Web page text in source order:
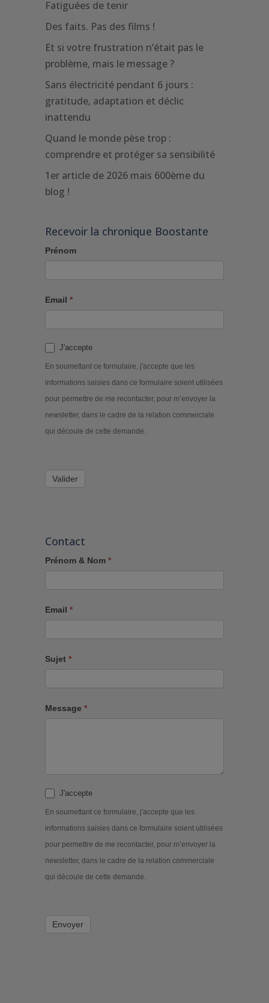
Fatiguées de tenir
Des faits. Pas des films !
Et si votre frustration n’était pas le
problème, mais le message ?
Sans électricité pendant 6 jours :
gratitude, adaptation et déclic
inattendu
Quand le monde pèse trop :
comprendre et protéger sa sensibilité
1er article de 2026 mais 600ème du
blog !
Recevoir la chronique Boostante
Prénom
Email *
J'accepte
En soumettant ce formulaire, j'accepte que les
informations saisies dans ce formulaire soient utilisées
pour permettre de me recontacter, pour m’envoyer la
newsletter, dans le cadre de la relation commerciale
qui découle de cette demande.
Valider
Contact
Prénom & Nom *
Email *
Sujet *
Message *
J'accepte
En soumettant ce formulaire, j'accepte que les
informations saisies dans ce formulaire soient utilisées
pour permettre de me recontacter, pour m’envoyer la
newsletter, dans le cadre de la relation commerciale
qui découle de cette demande.
Envoyer